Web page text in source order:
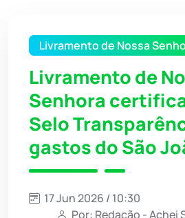
Livramento de Nossa
Livramento de
Senhora
Selo
gastos do São
17 Jun 2026 / 10:30
Por: Redação - Achei